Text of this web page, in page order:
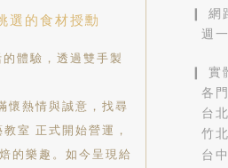
選的食材授勳
體驗，透過雙手製
懷熱情與誠意，找尋
室 正式開始營運，
的樂趣。如今呈現給
❙ 網
週一
❙ 實
各門
台
竹
台